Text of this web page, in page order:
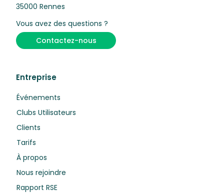
35000 Rennes
Vous avez des questions ?
Contactez-nous
Entreprise
Événements
Clubs Utilisateurs
Clients
Tarifs
À propos
Nous rejoindre
Rapport RSE